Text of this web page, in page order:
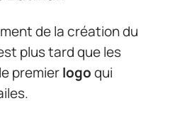
de la création du
plus tard que les
premierlogoqui